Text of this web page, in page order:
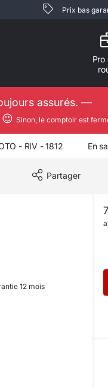
Prix bas
Pro
assurés. —
Sinon, le comptoir est
- RIV - 1812 En
Partager
12 mois